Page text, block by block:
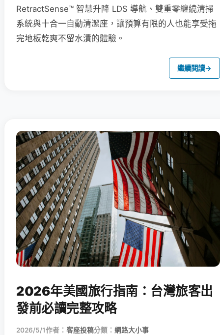
RetractSense™ 智慧升降 LDS 導航、雙重零纏繞清掃
系統與十合一自動清潔座，讓預算有限的人也能享受拖
完地板乾爽不留水漬的體驗。
繼續閱讀→
2026年美國旅行指南：台灣旅客出
發前必讀完整攻略
2026/5/1作者： 客座投稿分類： 網路大小事